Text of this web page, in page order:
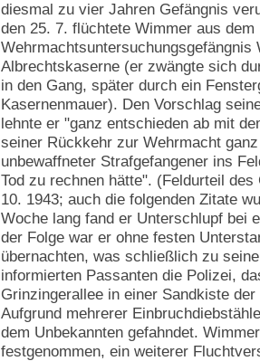
diesmal zu vier Jahren Gefängnis
den 25. 7. flüchtete Wimmer aus dem
Wehrmachtsuntersuchungsgefängnis
Albrechtskaserne (er zwängte sich
in den Gang, später durch ein
Kasernenmauer). Den Vorschlag
lehnte er "ganz entschieden ab mit
seiner Rückkehr zur Wehrmacht
unbewaffneter Strafgefangener ins
Tod zu rechnen hätte". (Feldurteil
10. 1943; auch die folgenden Zitate
Woche lang fand er Unterschlupf bei
der Folge war er ohne festen
übernachten, was schließlich zu
informierten Passanten die Polizei,
Grinzingerallee in einer Sandkiste
Aufgrund mehrerer
dem Unbekannten gefahndet.
festgenommen, ein weiterer